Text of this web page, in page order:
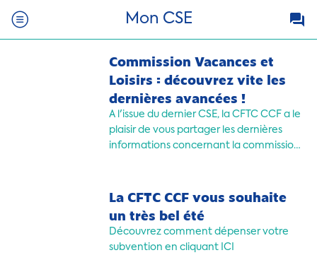
Mon CSE
Commission Vacances et
Loisirs : découvrez vite les
dernières avancées !
A l'issue du dernier CSE, la CFTC CCF a le
plaisir de vous partager les dernières
informations concernant la commission
La CFTC CCF vous souhaite
un très bel été
Découvrez comment dépenser votre
subvention en cliquant ICI